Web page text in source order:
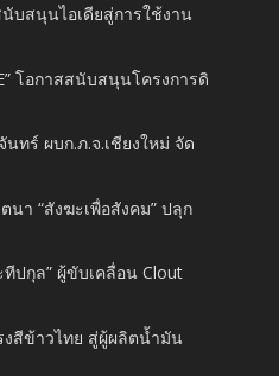
นับสนุนไอเดียสู่การใช้งาน
โอกาสสนับสนุนโครงการดิ
ทร์ ผบก.ภ.จ.เชียงใหม่ จัด
นา “สังฆะเพื่อสังคม” ปลุก
ปกุล” ผู้ขับเคลื่อน Clout
งสีข้าวไทย สู่ผู้ผลิตน้ำมัน